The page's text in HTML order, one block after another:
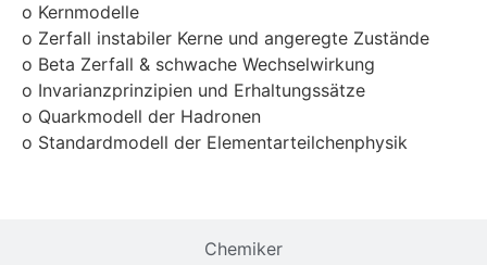
Chemiker
o Kernmodelle
o Zerfall instabiler Kerne und angeregte Zustände
o Beta Zerfall & schwache Wechselwirkung
o Invarianzprinzipien und Erhaltungssätze
o Quarkmodell der Hadronen
o Standardmodell der Elementarteilchenphysik